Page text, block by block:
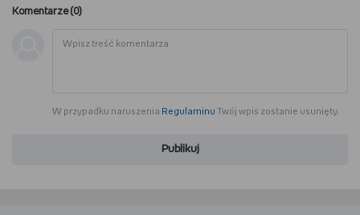
Komentarze (0)
W przypadku naruszenia Regulaminu Twój wpis zostanie usunięty.
Publikuj